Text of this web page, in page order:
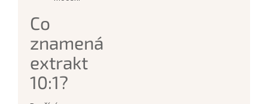
Co
znamená
extrakt
10:1?